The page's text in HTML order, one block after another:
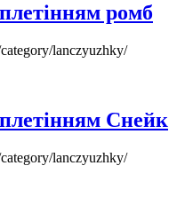
ромб
lanczyuzhky/
Снейк
lanczyuzhky/